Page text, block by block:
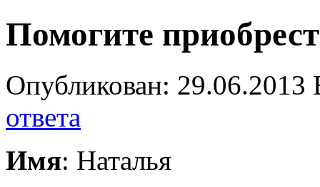
Помогите
Опубликован:
ответа
Имя: Наталья